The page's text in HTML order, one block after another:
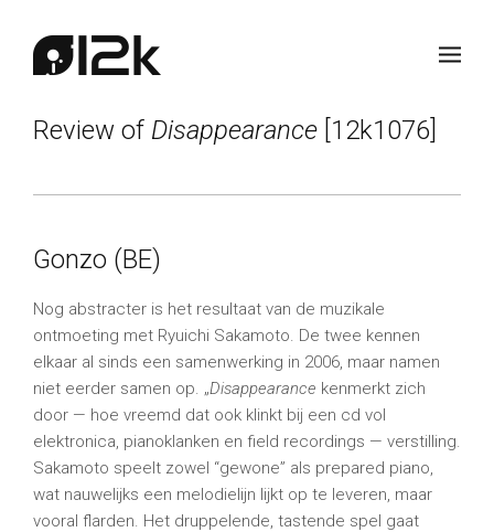
Review of Disappearance [12k1076]
Gonzo (BE)
Nog abstracter is het resultaat van de muzikale
ontmoeting met Ryuichi Sakamoto. De twee kennen
elkaar al sinds een samenwerking in 2006, maar namen
niet eerder samen op. „Disappearance kenmerkt zich
door — hoe vreemd dat ook klinkt bij een cd vol
elektronica, pianoklanken en field recordings — verstilling.
Sakamoto speelt zowel “gewone” als prepared piano,
wat nauwelijks een melodielijn lijkt op te leveren, maar
vooral flarden. Het druppelende, tastende spel gaat